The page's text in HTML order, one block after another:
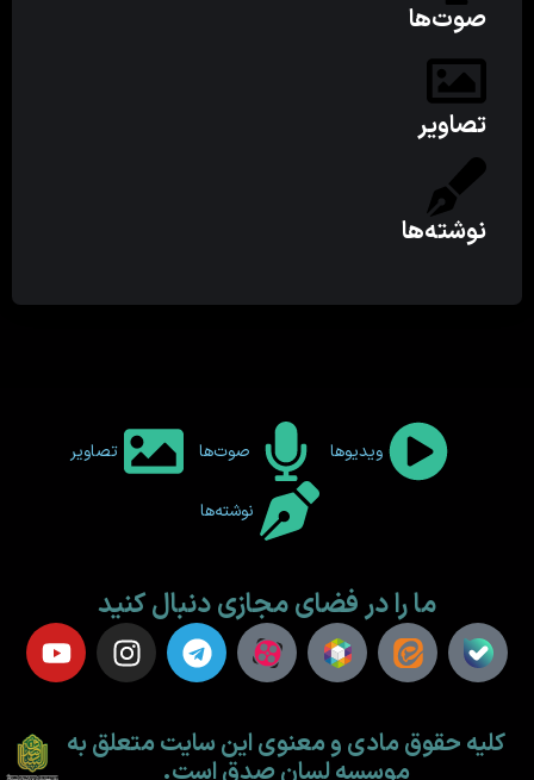
صوت‌ها
تصاویر
نوشته‌ها
ویدیوها صوت‌ها تصاویر
نوشته‌ها
ما را در فضای مجازی دنبال کنید
کلیه حقوق مادی و معنوی این سایت متعلق به